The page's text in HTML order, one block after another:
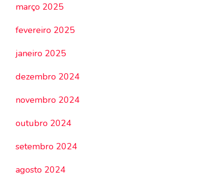
março 2025
fevereiro 2025
janeiro 2025
dezembro 2024
novembro 2024
outubro 2024
setembro 2024
agosto 2024